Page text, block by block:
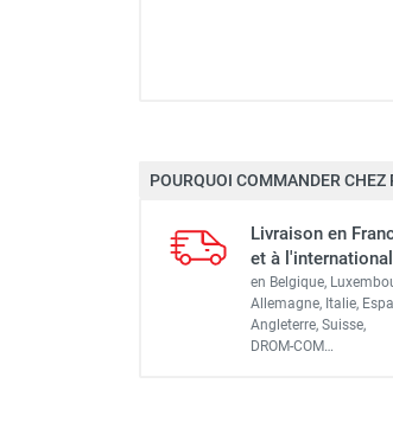
Diamètre
Alésage
Dimensions
Nombre de
POURQUOI COMMANDER CHEZ
Livraison en
et à l'international
en Belgique,
Allemagne, Italie,
Angleterre, Suisse,
DROM-COM…